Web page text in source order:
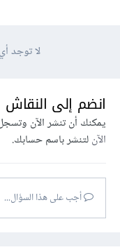
لا توجد
انضم إلى النقاش
يمكنك أن تنشر الآن
الآنلتنشر باسم حسابك.
أجب على هذا السؤال...